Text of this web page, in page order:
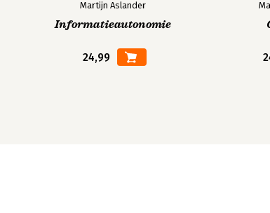
Martijn Aslander
Informatieautonomie
24,99